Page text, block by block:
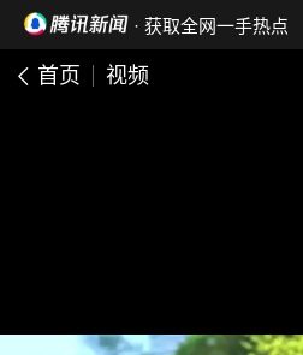
· 获取全网一手热点
首页 视频